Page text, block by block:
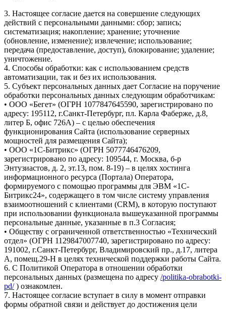
3. Настоящее согласие дается на совершение следующих
действий с персональными данными: сбор; запись;
систематизация; накопление; хранение; уточнение
(обновление, изменение); извлечение; использование;
передача (предоставление, доступ), блокирование; удаление;
уничтожение.
4. Способы обработки: как с использованием средств
автоматизации, так и без их использования.
5. Субъект персональных данных дает Согласие на поручение
обработки персональных данных следующим обработчикам:
• ООО «Бегет» (ОГРН 1077847645590, зарегистрировано по
адресу: 195112, г.Санкт-Петербург, пл. Карла Фаберже, д.8,
литер Б, офис 726А) – с целью обеспечения
функционирования Сайта (использование серверных
мощностей для размещения Сайта);
• ООО «1С-Битрикс» (ОГРН 5077746476209,
зарегистрировано по адресу: 109544, г. Москва, б-р
Энтузиастов, д. 2, эт.13, пом. 8-19) – в целях хостинга
информационного ресурса (Портала) Оператора,
формируемого с помощью программы для ЭВМ «1С-
Битрикс24», содержащего в том числе систему управления
взаимоотношений с клиентами (CRM), в которую поступают
при использовании функционала вышеуказанной программы
персональные данные, указанные в п.3 Согласия;
• Обществу с ограниченной ответственностью «Технический
отдел» (ОГРН 1129847007740, зарегистрировано по адресу:
191002, г.Санкт-Петербург, Владимировский пр., д.17, литера
А, помещ.29-Н в целях технической поддержки работы Сайта.
6. С Политикой Оператора в отношении обработки
персональных данных (размещена по адресу /politika-obrabotki-
pd/) ознакомлен.
7. Настоящее согласие вступает в силу в момент отправки
формы обратной связи и действует до достижения цели